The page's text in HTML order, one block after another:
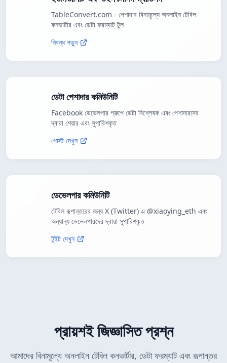
TableConvert.com - পেশাদার বিনামূল্যে অনলাইন টেবিল
কনভার্টার এবং ডেটা ফরম্যাট টুল
নিবন্ধ পড়ুন
ডেটা পেশাদার কমিউনিটি
Facebook ডেভেলপার গ্রুপে ডেটা বিশ্লেষক এবং পেশাদারদের
দ্বারা শেয়ার এবং সুপারিশকৃত
পোস্ট দেখুন
ডেভেলপার কমিউনিটি
টেবিল রূপান্তরের জন্য X (Twitter) এ @xiaoying_eth এবং
অন্যান্য ডেভেলপারদের দ্বারা সুপারিশকৃত
টুইট দেখুন
প্রায়শই জিজ্ঞাসিত প্রশ্ন
আমাদের বিনামূল্যে অনলাইন টেবিল কনভার্টার, ডেটা ফরম্যাট এবং রূপান্তর